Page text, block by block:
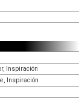
Inspiración
Inspiración